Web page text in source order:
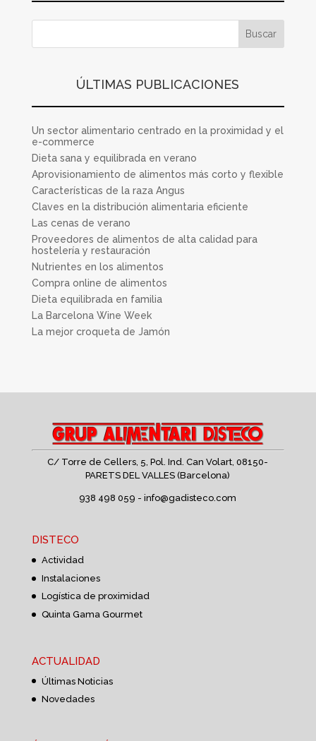
ÚLTIMAS PUBLICACIONES
Un sector alimentario centrado en la proximidad y el
e-commerce
Dieta sana y equilibrada en verano
Aprovisionamiento de alimentos más corto y flexible
Características de la raza Angus
Claves en la distribución alimentaria eficiente
Las cenas de verano
Proveedores de alimentos de alta calidad para
hostelería y restauración
Nutrientes en los alimentos
Compra online de alimentos
Dieta equilibrada en familia
La Barcelona Wine Week
La mejor croqueta de Jamón
C/ Torre de Cellers, 5, Pol. Ind. Can Volart,08150-
PARETS DEL VALLES (Barcelona)
938 498 059 -info@gadisteco.com
DISTECO
Actividad
Instalaciones
Logística de proximidad
Quinta Gama Gourmet
ACTUALIDAD
Últimas Noticias
Novedades